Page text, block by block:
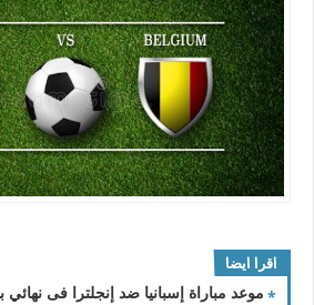
اقرا ايضا
موعد مباراة إسبانيا ضد إنجلترا فى نهائي